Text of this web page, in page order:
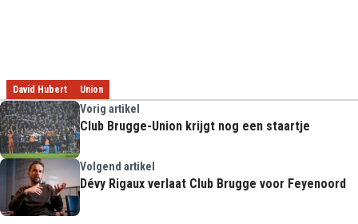
David Hubert Union
Vorig artikel
Club Brugge-Union krijgt nog een staartje
Volgend artikel
Dévy Rigaux verlaat Club Brugge voor Feyenoord